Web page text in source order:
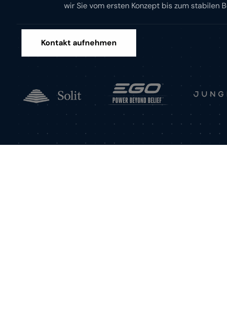
wir Sie vom ersten Konzept bis zum
Kontakt aufnehmen